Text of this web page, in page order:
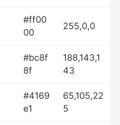
#ff00
00
255,0,0
#bc8f
8f
188,143,1
43
#4169
e1
65,105,22
5